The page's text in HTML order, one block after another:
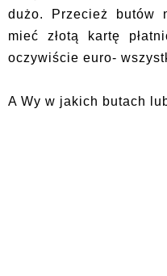
dużo. Przecież butów
mieć złotą kartę
oczywiście euro-
A Wy w jakich butach